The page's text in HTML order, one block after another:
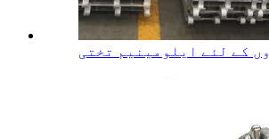
کے لئے ایلومینیم تختی